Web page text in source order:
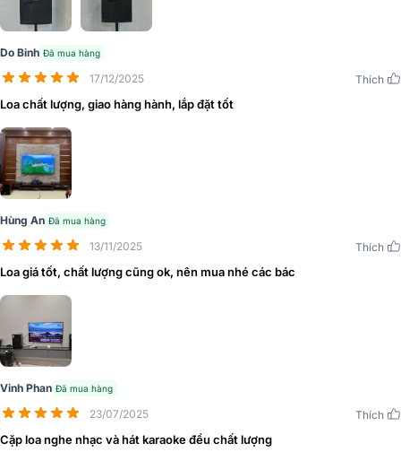
Với kích thước 312mm x 510mm x 343mm, loa DP-6210 MAX có thể
dễ dàng lắp đặt ở nhiều không gian khác nhau mà không chiếm quá
nhiều diện tích. Loa có trọng lượng 15kg, vừa phải đủ để đảm bảo
trong việc di chuyển hoặc lắp đặt.
Do Binh Đã mua hàng
17/12/2025 Thích
Loa chất lượng, giao hàng hành, lắp đặt tốt
Hùng An Đã mua hàng
13/11/2025 Thích
Loa giá tốt, chất lượng cũng ok, nên mua nhé các bác
Vinh Phan Đã mua hàng
23/07/2025 Thích
Cặp loa nghe nhạc và hát karaoke đều chất lượng